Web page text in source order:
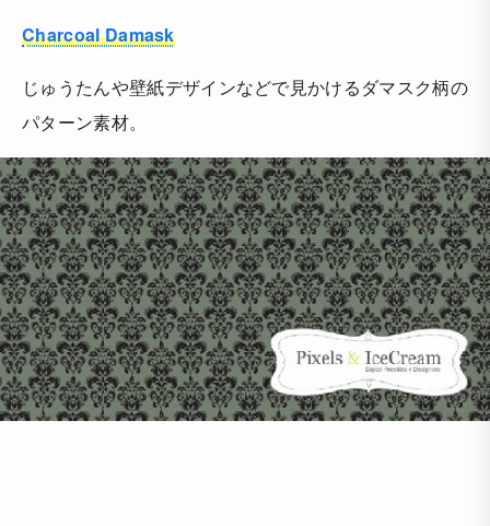
Charcoal Damask
じゅうたんや壁紙デザインなどで見かけるダマスク柄の
パターン素材。